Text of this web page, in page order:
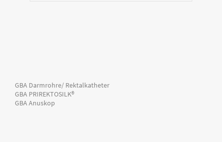
GBA Darmrohre/ Rektalkatheter
GBA PRIREKTOSILK®
GBA Anuskop